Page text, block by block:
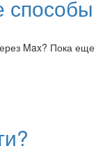
способы
Max? Пока еще